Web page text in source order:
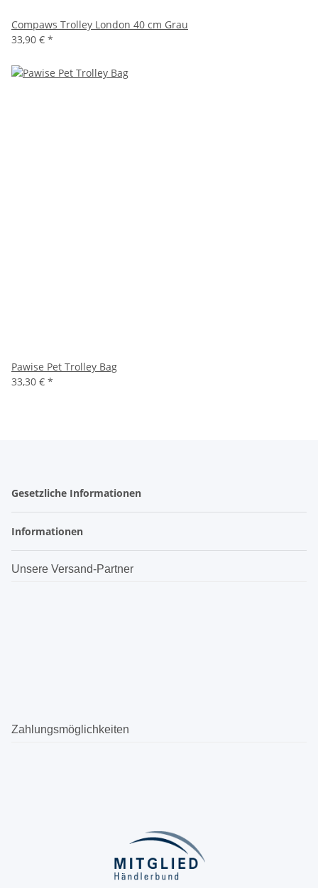
Compaws Trolley London 40 cm Grau
33,90 € *
Pawise Pet Trolley Bag
33,30 € *
Gesetzliche Informationen
Informationen
Unsere Versand-Partner
Zahlungsmöglichkeiten